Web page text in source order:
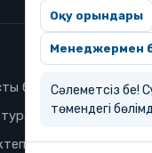
бет
Оқу орындары
Менеджермен
Сәлеметсіз бе!
төмендегі